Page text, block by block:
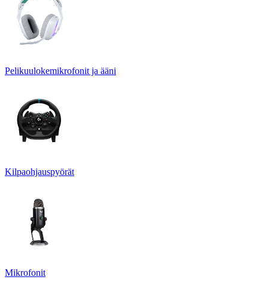
Pelikuulokemikrofonit ja ääni
Kilpaohjauspyörät
Mikrofonit